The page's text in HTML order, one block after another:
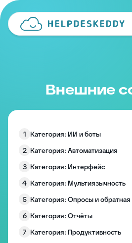
Внешние
1 Категория: ИИ и боты
2 Категория: Автоматизация
3 Категория: Интерфейс
4 Категория: Мультиязычность
5 Категория: Опросы и обратная
6 Категория: Отчёты
7 Категория: Продуктивность